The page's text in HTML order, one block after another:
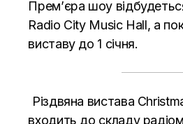
Прем’єра шоу
Radio City Music Hall, а
виставу до 1 січня.
Різдвяна вистава
входить до складу